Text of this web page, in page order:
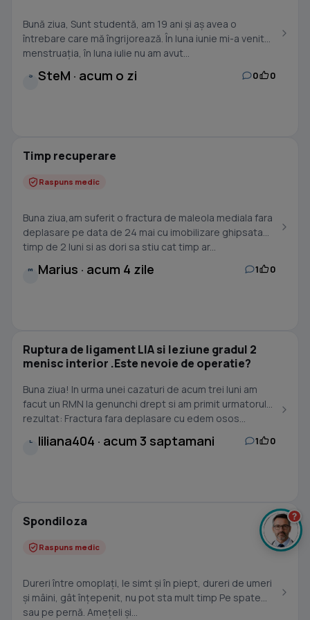
Bună ziua, Sunt studentă, am 19 ani și aș avea o
întrebare care mă îngrijorează. În luna iunie mi-a venit
menstruația, în luna iulie nu am avut...
S SteM · acum o zi 0 0
Timp recuperare
Raspuns medic
Buna ziua,am suferit o fractura de maleola mediala fara
deplasare pe data de 24 mai cu imobilizare ghipsata
timp de 2 luni si as dori sa stiu cat timp ar...
M Marius · acum 4 zile 1 0
Ruptura de ligament LIA si leziune gradul 2
menisc interior .Este nevoie de operatie?
Buna ziua! In urma unei cazaturi de acum trei luni am
facut un RMN la genunchi drept si am primit urmatorul
rezultat: Fractura fara deplasare cu edem osos...
L liliana404 · acum 3 saptamani 1 0
Spondiloza
Raspuns medic
Dureri între omoplați, le simt și în piept, dureri de umeri
și mâini, gât înțepenit, nu pot sta mult timp Pe spate
sau pe pernă. Amețeli și...
?